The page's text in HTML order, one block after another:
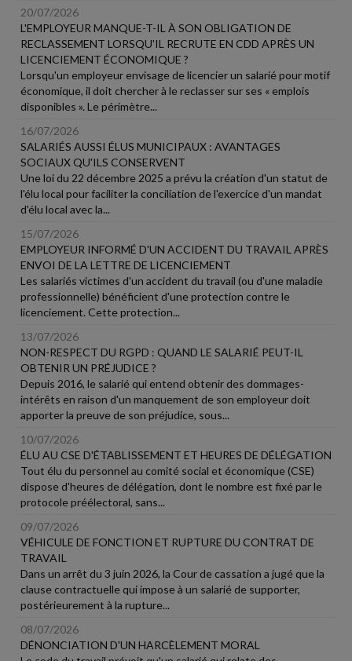
20/07/2026
L'EMPLOYEUR MANQUE-T-IL À SON OBLIGATION DE
RECLASSEMENT LORSQU'IL RECRUTE EN CDD APRÈS UN
LICENCIEMENT ÉCONOMIQUE ?
Lorsqu'un employeur envisage de licencier un salarié pour motif
économique, il doit chercher à le reclasser sur ses « emplois
disponibles ». Le périmètre...
16/07/2026
SALARIÉS AUSSI ÉLUS MUNICIPAUX : AVANTAGES
SOCIAUX QU'ILS CONSERVENT
Une loi du 22 décembre 2025 a prévu la création d'un statut de
l'élu local pour faciliter la conciliation de l'exercice d'un mandat
d'élu local avec la...
15/07/2026
EMPLOYEUR INFORMÉ D'UN ACCIDENT DU TRAVAIL APRÈS
ENVOI DE LA LETTRE DE LICENCIEMENT
Les salariés victimes d'un accident du travail (ou d'une maladie
professionnelle) bénéficient d'une protection contre le
licenciement. Cette protection...
13/07/2026
NON-RESPECT DU RGPD : QUAND LE SALARIÉ PEUT-IL
OBTENIR UN PRÉJUDICE ?
Depuis 2016, le salarié qui entend obtenir des dommages-
intérêts en raison d'un manquement de son employeur doit
apporter la preuve de son préjudice, sous...
10/07/2026
ÉLU AU CSE D'ÉTABLISSEMENT ET HEURES DE DÉLÉGATION
Tout élu du personnel au comité social et économique (CSE)
dispose d'heures de délégation, dont le nombre est fixé par le
protocole préélectoral, sans...
09/07/2026
VÉHICULE DE FONCTION ET RUPTURE DU CONTRAT DE
TRAVAIL
Dans un arrêt du 3 juin 2026, la Cour de cassation a jugé que la
clause contractuelle qui impose à un salarié de supporter,
postérieurement à la rupture...
08/07/2026
DÉNONCIATION D'UN HARCÈLEMENT MORAL